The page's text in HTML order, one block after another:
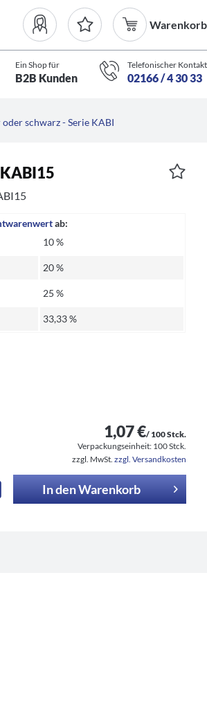
Warenkorb
Ein Shop für
B2B Kunden
Telefonischer Kontakt
02166 / 4 30 33
schwarz - Serie KABI
ab:
10 %
20 %
25 %
33,33 %
1,07 €/ 100 Stck.
Verpackungseinheit: 100 Stck.
zzgl. MwSt. zzgl. Versandkosten
In denWarenkorb